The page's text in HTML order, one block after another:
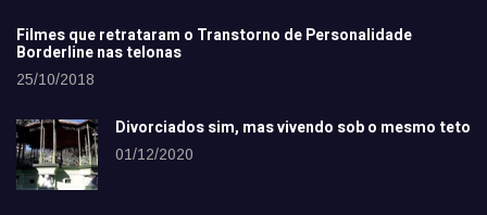
Filmes que retrataram o Transtorno de Personalidade
Borderline nas telonas
25/10/2018
Divorciados sim, mas vivendo sob o mesmo teto
01/12/2020